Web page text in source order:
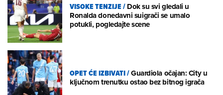
VISOKE TENZIJE/Dok su svi gledali u
Ronalda donedavni suigrači se umalo
potukli, pogledajte scene
OPET ĆE IZBIVATI/Guardiola očajan: City u
ključnom trenutku ostao bez bitnog igrača